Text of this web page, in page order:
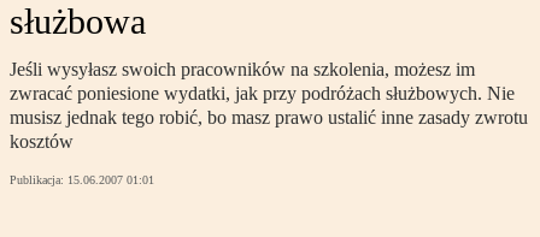
służbowa
Jeśli wysyłasz swoich pracowników na szkolenia, możesz im
zwracać poniesione wydatki, jak przy podróżach służbowych. Nie
musisz jednak tego robić, bo masz prawo ustalić inne zasady zwrotu
kosztów
Publikacja: 15.06.2007 01:01